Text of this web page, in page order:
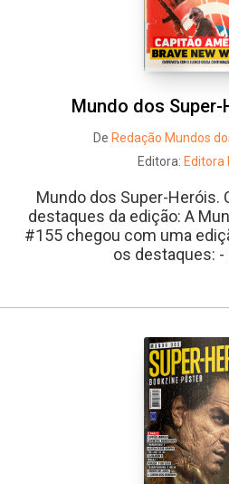
Mundo dos Super-
De Redação Mundos
Editora: Editora
Mundo dos Super-Heróis.
destaques da edição: A
#155 chegou com uma
os destaques: -